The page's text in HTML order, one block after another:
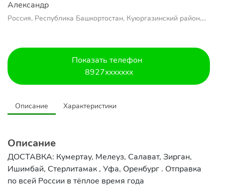
Александр
Россия, Республика Башкортостан, Куюргазинский район,
Показать телефон
8927xxxxxxx
Описание Характеристики
Описание
ДОСТАВКА: Кумертау, Мелеуз, Салават, Зирган,
Ишимбай, Стерлитамак , Уфа, Оренбург . Отправка
по всей России в тёплое время года